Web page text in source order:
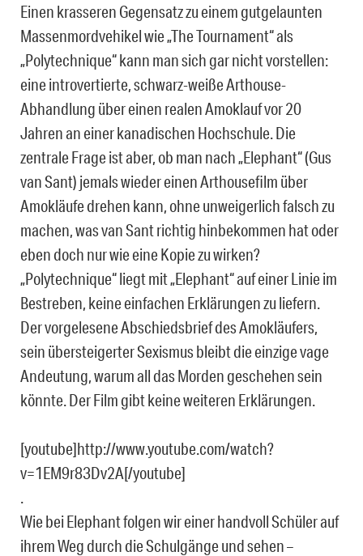
Einen krasseren Gegensatz zu einem gutgelaunten
Massenmordvehikel wie „The Tournament“ als
„Polytechnique“ kann man sich gar nicht vorstellen:
eine introvertierte, schwarz-weiße Arthouse-
Abhandlung über einen realen Amoklauf vor 20
Jahren an einer kanadischen Hochschule. Die
zentrale Frage ist aber, ob man nach „Elephant“ (Gus
van Sant) jemals wieder einen Arthousefilm über
Amokläufe drehen kann, ohne unweigerlich falsch zu
machen, was van Sant richtig hinbekommen hat oder
eben doch nur wie eine Kopie zu wirken?
„Polytechnique“ liegt mit „Elephant“ auf einer Linie im
Bestreben, keine einfachen Erklärungen zu liefern.
Der vorgelesene Abschiedsbrief des Amokläufers,
sein übersteigerter Sexismus bleibt die einzige vage
Andeutung, warum all das Morden geschehen sein
könnte. Der Film gibt keine weiteren Erklärungen.
[youtube]http://www.youtube.com/watch?
v=1EM9r83Dv2A[/youtube]
.
Wie bei Elephant folgen wir einer handvoll Schüler auf
ihrem Weg durch die Schulgänge und sehen –